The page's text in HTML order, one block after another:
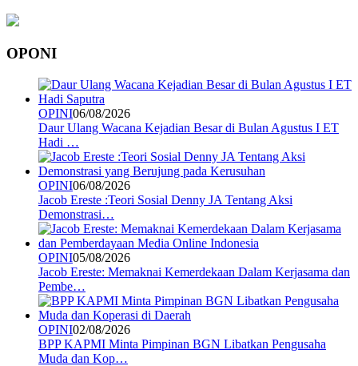
OPONI
OPINI06/08/2026
Daur Ulang Wacana Kejadian Besar di Bulan Agustus I ET
Hadi …
OPINI06/08/2026
Jacob Ereste :Teori Sosial Denny JA Tentang Aksi
Demonstrasi…
OPINI05/08/2026
Jacob Ereste: Memaknai Kemerdekaan Dalam Kerjasama dan
Pembe…
OPINI02/08/2026
BPP KAPMI Minta Pimpinan BGN Libatkan Pengusaha
Muda dan Kop…